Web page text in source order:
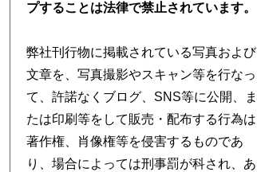
プすることは法律で禁止されています。
弊社刊行物に掲載されている写真および
文章を、写真撮影やスキャン等を行なっ
て、許諾なくブログ、SNS等に公開、ま
たは印刷等をして販売・配布する行為は
著作権、肖像権等を侵害するものであ
り、場合によっては刑事罰が科され、あ